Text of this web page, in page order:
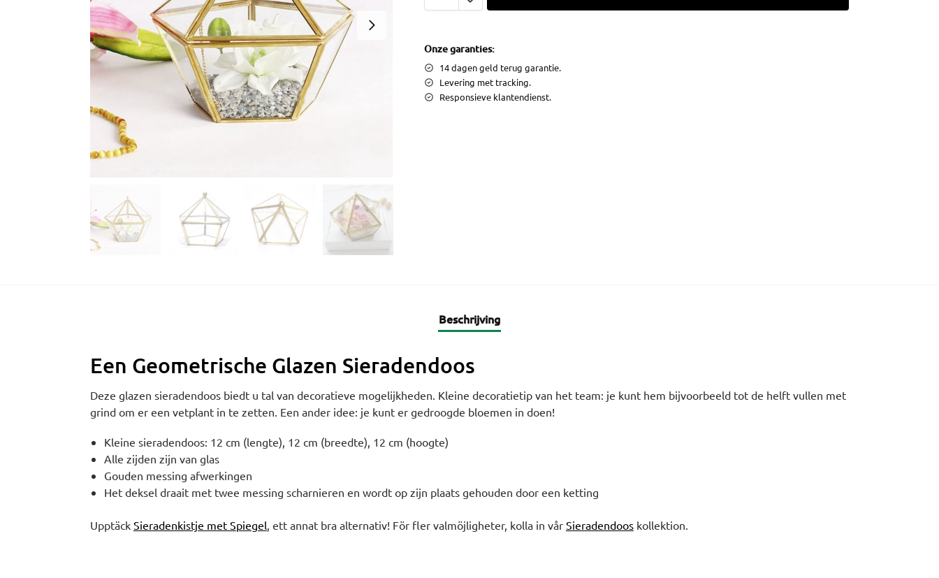
Onze garanties:
14 dagen geld terug garantie.
Levering met tracking.
Responsieve klantendienst.
Beschrijving
Een Geometrische Glazen Sieradendoos
Deze glazen sieradendoos biedt u tal van decoratieve mogelijkheden. Kleine decoratietip van het team: je kunt hem bijvoorbeeld tot de helft vullen met
grind om er een vetplant in te zetten. Een ander idee: je kunt er gedroogde bloemen in doen!
Kleine sieradendoos: 12 cm (lengte), 12 cm (breedte), 12 cm (hoogte)
Alle zijden zijn van glas
Gouden messing afwerkingen
Het deksel draait met twee messing scharnieren en wordt op zijn plaats gehouden door een ketting
Upptäck Sieradenkistje met Spiegel , ett annat bra alternativ! För fler valmöjligheter, kolla in vår Sieradendooskollektion.